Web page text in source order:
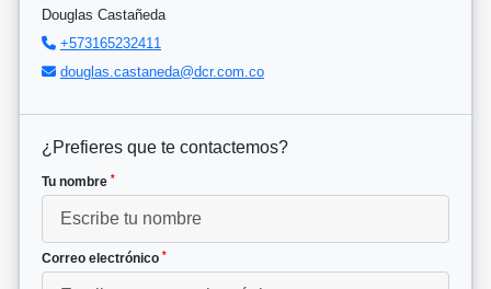
Douglas Castañeda
+573165232411
douglas.castaneda@dcr.com.co
¿Prefieres que te contactemos?
Tu nombre *
Correo electrónico *